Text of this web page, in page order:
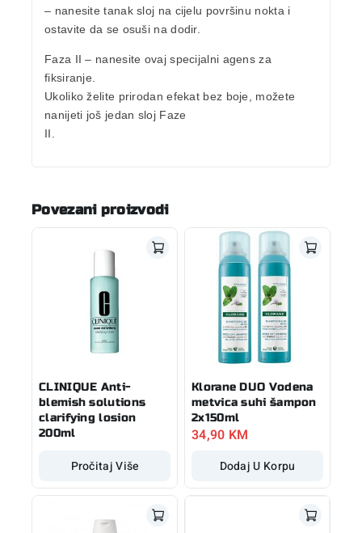
– nanesite tanak sloj na cijelu površinu nokta i
ostavite da se osuši na dodir.
Faza II – nanesite ovaj specijalni agens za
fiksiranje.
Ukoliko želite prirodan efekat bez boje, možete
nanijeti još jedan sloj Faze
II.
Povezani proizvodi
CLINIQUE Anti-
blemish solutions
clarifying losion
200ml
Pročitaj Više
Klorane DUO Vodena
metvica suhi šampon
2x150ml
34,90 KM
Dodaj U Korpu